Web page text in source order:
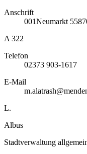
Anschrift
001Neumarkt 5
A 322
Telefon
02373 903-1617
E-Mail
L.
Albus
Stadtverwaltung